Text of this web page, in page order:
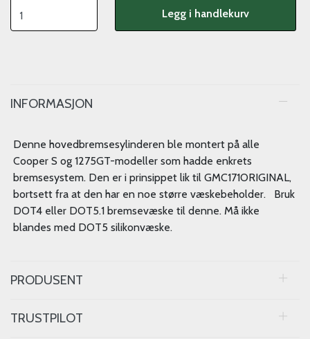
Legg i handlekurv
INFORMASJON
Denne hovedbremsesylinderen ble montert på alle
Cooper S og 1275GT-modeller som hadde enkrets
bremsesystem. Den er i prinsippet lik til GMC171ORIGINAL,
bortsett fra at den har en noe større væskebeholder. Bruk
DOT4 eller DOT5.1 bremsevæske til denne. Må ikke
blandes med DOT5 silikonvæske.
PRODUSENT
TRUSTPILOT